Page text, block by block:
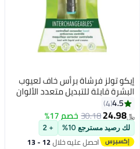
إيكو تولز فرشاة برأس خاف لعيوب
البشرة قابلة للتبديل متعدد الألوان
4.5
4
﷼‏24.98
30.18 خصم 17%
لك رصيد مسترجع 10% + 2
احصل عليه خلال 12 - 13